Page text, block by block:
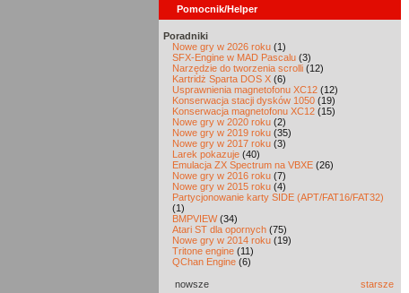
Pomocnik/Helper
Poradniki
Nowe gry w 2026 roku (1)
SFX-Engine w MAD Pascalu (3)
Narzędzie do tworzenia scrolli (12)
Kartridż Sparta DOS X (6)
Usprawnienia magnetofonu XC12 (12)
Konserwacja stacji dysków 1050 (19)
Konserwacja magnetofonu XC12 (15)
Nowe gry w 2020 roku (2)
Nowe gry w 2019 roku (35)
Nowe gry w 2017 roku (3)
Larek pokazuje (40)
Emulacja ZX Spectrum na VBXE (26)
Nowe gry w 2016 roku (7)
Nowe gry w 2015 roku (4)
Partycjonowanie karty SIDE (APT/FAT16/FAT32)
(1)
BMPVIEW(34)
Atari ST dla opornych (75)
Nowe gry w 2014 roku (19)
Tritone engine (11)
QChan Engine (6)
nowsze starsze